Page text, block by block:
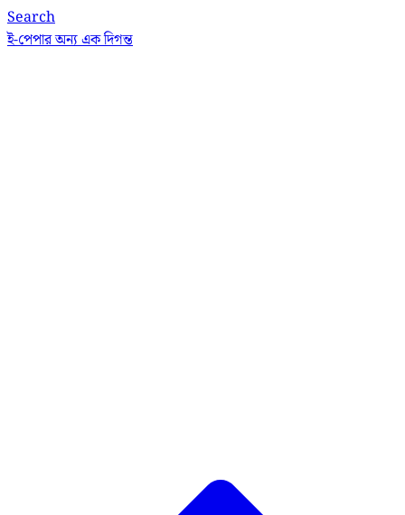
Search
ই-পেপারঅন্য এক দিগন্ত